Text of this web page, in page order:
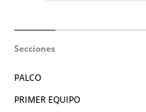
Secciones
PALCO
PRIMER EQUIPO